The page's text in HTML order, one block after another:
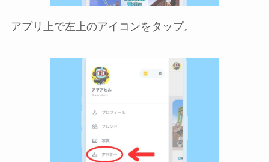
アプリ上で左上のアイコンをタップ。